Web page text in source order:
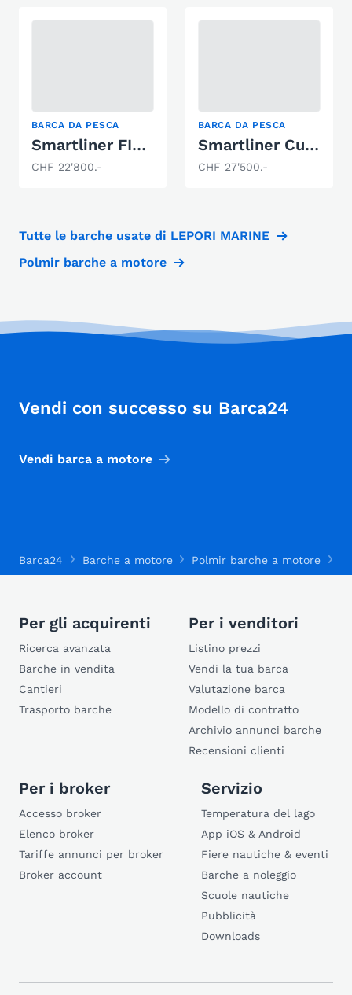
BARCA DA PESCA
Smartliner FISHER 21
CHF 22'800.-
BARCA DA PESCA
Smartliner Cuddy 21
CHF 27'500.-
Tutte le barche usate di LEPORI MARINE
Polmir barche a motore
Vendi con successo su Barca24
Vendi barca a motore
Barca24 Barche a motore Polmir barche a motore
Per gli acquirenti
Ricerca avanzata
Barche in vendita
Cantieri
Trasporto barche
Per i venditori
Listino prezzi
Vendi la tua barca
Valutazione barca
Modello di contratto
Archivio annunci barche
Recensioni clienti
Per i broker
Accesso broker
Elenco broker
Tariffe annunci per broker
Broker account
Servizio
Temperatura del lago
App iOS & Android
Fiere nautiche & eventi
Barche a noleggio
Scuole nautiche
Pubblicità
Downloads